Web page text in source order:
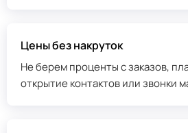
Цены без накруток
Не берем проценты с заказов,
открытие контактов или звонки